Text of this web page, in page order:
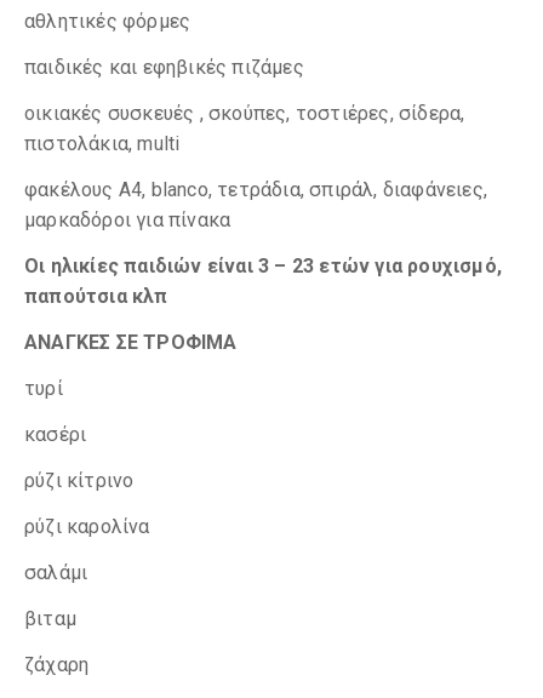
αθλητικές φόρμες
παιδικές και εφηβικές πιζάμες
οικιακές συσκευές , σκούπες, τοστιέρες, σίδερα,
πιστολάκια, multi
φακέλους Α4, blanco, τετράδια, σπιράλ, διαφάνειες,
μαρκαδόροι για πίνακα
Οι ηλικίες παιδιών είναι 3 – 23 ετών για ρουχισμό,
παπούτσια κλπ
ΑΝΑΓΚΕΣ ΣΕ ΤΡΟΦΙΜΑ
τυρί
κασέρι
ρύζι κίτρινο
ρύζι καρολίνα
σαλάμι
βιταμ
ζάχαρη